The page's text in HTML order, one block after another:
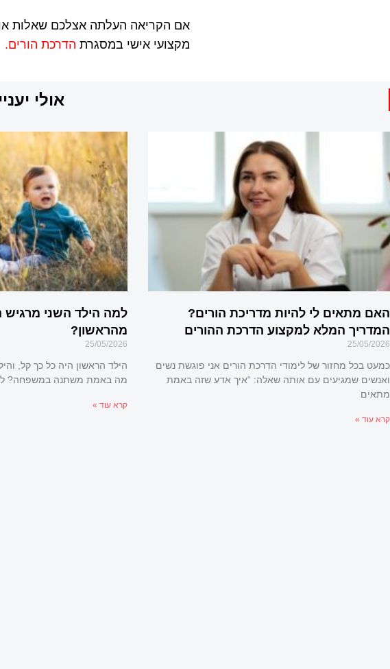
אם הקריאה העלתה אצלכם שאלות
מקצועי אישי במסגרת הדרכת הורים.
אולי
האם מתאים לי להיות מדריכת הורים?
המדריך המלא למקצוע הדרכת ההורים
25/05/2026
כמעט בכל מחזור של לימודי הדרכת הורים אני פוגשת נשים
ואנשים שמגיעים עם אותה שאלה: “איך אדע שזה באמת
מתאים
קרא עוד »
למה הילד השני
מהראשון?
25/05/2026
הילד הראשון היה כל כך קל,
מה באמת משתנה במשפחה?
קרא עוד »